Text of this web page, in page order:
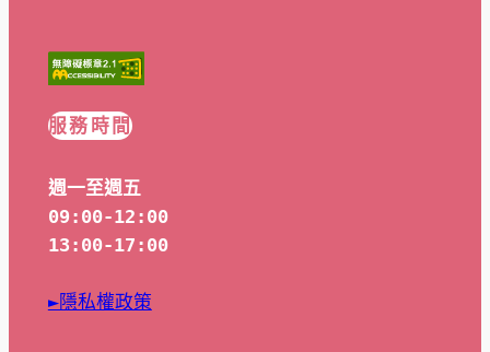
服務時間
週一至週五
09:00-12:00
13:00-17:00
►隱私權政策